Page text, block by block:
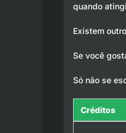
quando
Existem
Se você
Só não se
Créditos